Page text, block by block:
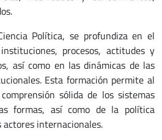
Política, se profundiza en el
procesos, actitudes y
así como en las dinámicas de las
Esta formación permite al
sólida de los sistemas
formas, así como de la política
internacionales.